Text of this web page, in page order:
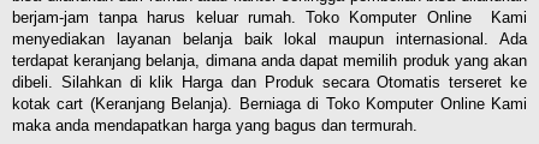
berjam-jam tanpa harus keluar rumah. Toko Komputer Online Kami
menyediakan layanan belanja baik lokal maupun internasional. Ada
terdapat keranjang belanja, dimana anda dapat memilih produk yang akan
dibeli. Silahkan di klik Harga dan Produk secara Otomatis terseret ke
kotak cart (Keranjang Belanja). Berniaga di Toko Komputer Online Kami
maka anda mendapatkan harga yang bagus dan termurah.